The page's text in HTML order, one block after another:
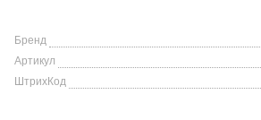
Бренд
Артикул
ШтрихКод